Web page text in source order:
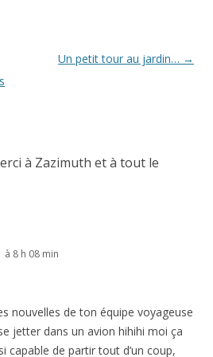
Un petit tour au jardin… →
à Zazimuth et à tout le
à 8 h 08 min
nouvelles de ton équipe voyageuse
jetter dans un avion hihihi moi ça
capable de partir tout d’un coup,